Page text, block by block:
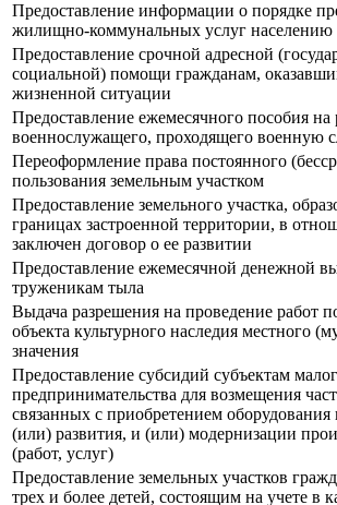
Предоставление информации о порядке
жилищно-коммунальных услуг населению
Предоставление срочной адресной
социальной) помощи гражданам,
жизненной ситуации
Предоставление ежемесячного пособия на
военнослужащего, проходящего военную
Переоформление права постоянного
пользования земельным участком
Предоставление земельного участка,
границах застроенной территории, в
заключен договор о ее развитии
Предоставление ежемесячной денежной
труженикам тыла
Выдача разрешения на проведение работ
объекта культурного наследия местного
значения
Предоставление субсидий субъектам
предпринимательства для возмещения
связанных с приобретением оборудования
(или) развития, и (или) модернизации
(работ, услуг)
Предоставление земельных участков
трех и более детей, состоящим на учете в